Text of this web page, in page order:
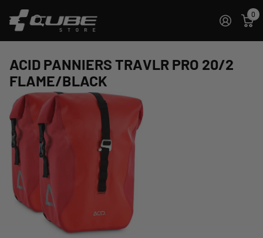
0
ACID PANNIERS TRAVLR PRO 20/2
FLAME/BLACK